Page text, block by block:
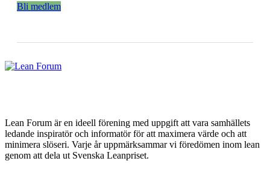
Bli medlem
Lean Forum är en ideell förening med uppgift att vara samhällets
ledande inspiratör och informatör för att maximera värde och att
minimera slöseri. Varje år uppmärksammar vi föredömen inom lean
genom att dela ut Svenska Leanpriset.